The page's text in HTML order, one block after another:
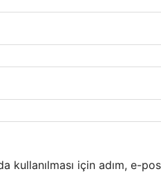
kullanılması için adım, e-